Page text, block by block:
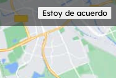
Estoy de acuerdo